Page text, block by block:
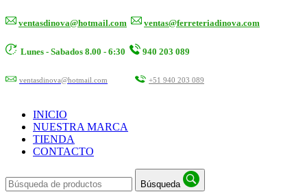
ventasdinova@hotmail.com ventas@ferreteriadinova.com
Lunes - Sabados 8.00 - 6:30 940 203 089
ventasdinova@hotmail.com +51 940 203 089
INICIO
NUESTRA MARCA
TIENDA
CONTACTO
Búsqueda